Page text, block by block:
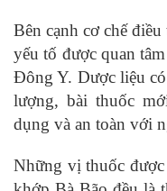
Bên cạnh cơ chế
yếu tố được quan
Đông Y. Dược liệu
lượng, bài thuốc
dụng và an toàn với
Những vị thuốc